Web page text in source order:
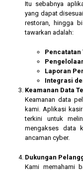
Itu sebabnya
yang dapat
restoran, hingga
tawarkan adalah:
Pencatatan
Laporan
Integrasi
Keamanan Data
Keamanan data
kami. Aplikasi
terkini untuk
mengakses data
ancaman cyber.
Dukungan
Kami memahami